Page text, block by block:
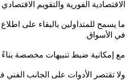
الاقتصادية الفورية والتقويم
ما يسمح للمتداولين بالبقاء على
في الأسواق.
مع إمكانية ضبط تنبيهات مخصصة
ولا تقتصر الأدوات على الجانب الفني